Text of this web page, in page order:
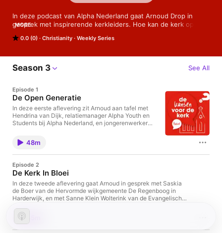
0.0 (0) Christianity Weekly Series
In deze podcast van Alpha Nederland gaat Arnoud Drop in
gesprek met inspirerende kerkleiders. Hoe kan de kerk op een
podcast-series plus de bonus afleveringen en ontdek de
MORE
Season 3 See All
Episode 1
De Open Generatie
In deze eerste aflevering zit Arnoud aan tafel met
Hendrina van Dijk, relatiemanager Alpha Youth en
Students bij Alpha Nederland, en jongerenwerker
wereldwijde onderzoek ‘The Open Generation’
praten ze over de kansen voor de kerk als het gaat
om Generatie Z. Hoe verbinden we generaties in de
jongeren in deze tijd?
48m
Episode 2
De Kerk In Bloei
In deze tweede aflevering gaat Arnoud in gesprek met Saskia
de Boer van de Hervormde wijkgemeente De Regenboog in
Harderwijk, en met Sanne Klein Wolterink van de Evangelische
gemeente de kracht van de cultuuringrediënten van Alpha,
zoals gastvrijheid, prioriteit bij missie en een uitnodigende
cultuur. Welk verschil maken deze ingrediënten in hun kerk? Wil